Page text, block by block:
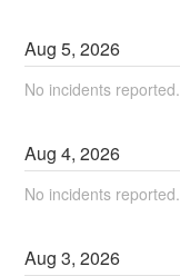
Aug5,2026
No incidents reported.
Aug4,2026
No incidents reported.
Aug3,2026